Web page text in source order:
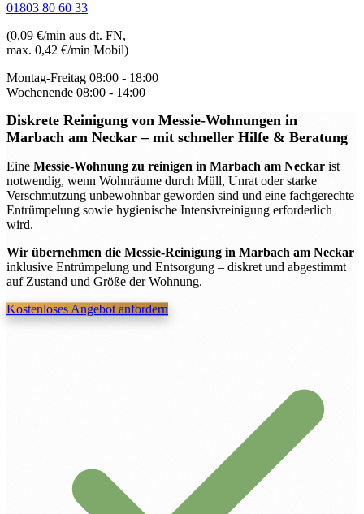
01803 80 60 33
(0,09 €/min aus dt. FN,
max. 0,42 €/min Mobil)
Montag-Freitag 08:00 - 18:00
Wochenende 08:00 - 14:00
Diskrete Reinigung von Messie-Wohnungen in
Marbach am Neckar– mit schneller Hilfe & Beratung
Eine Messie-Wohnung zu reinigen in Marbach am Neckar ist
notwendig, wenn Wohnräume durch Müll, Unrat oder starke
Verschmutzung unbewohnbar geworden sind und eine fachgerechte
Entrümpelung sowie hygienische Intensivreinigung erforderlich
wird.
Wir übernehmen die Messie-Reinigung in Marbach am Neckar
inklusive Entrümpelung und Entsorgung – diskret und abgestimmt
auf Zustand und Größe der Wohnung.
Kostenloses Angebot anfordern